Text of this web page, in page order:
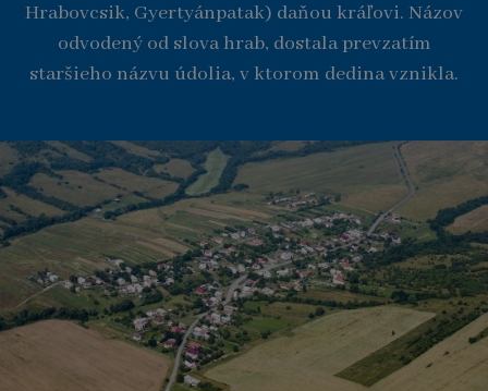
Hrabovcsik, Gyertyánpatak) daňou kráľovi. Názov
odvodený od slova hrab, dostala prevzatím
staršieho názvu údolia, v ktorom dedina vznikla.